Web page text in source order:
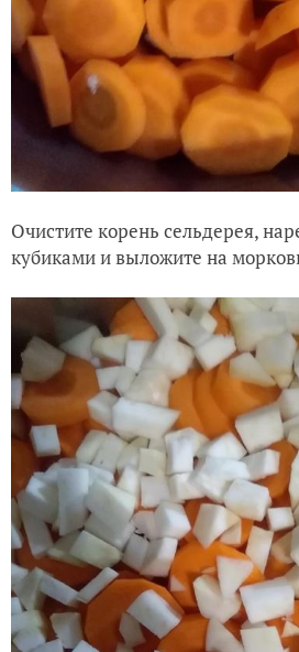
Очистите корень сельдерея,
кубиками и выложите на